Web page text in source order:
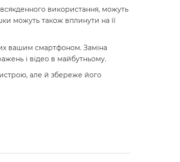
використання, можуть
можуть також вплинути на її
вашим смартфоном. Заміна
і відео в майбутньому.
але й збереже його